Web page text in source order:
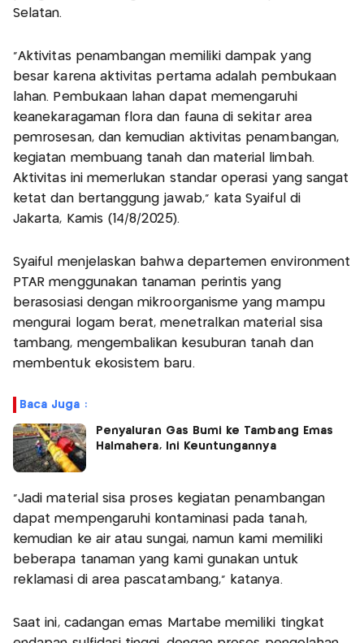
Selatan.
"Aktivitas penambangan memiliki dampak yang
besar karena aktivitas pertama adalah pembukaan
lahan. Pembukaan lahan dapat memengaruhi
keanekaragaman flora dan fauna di sekitar area
pemrosesan, dan kemudian aktivitas penambangan,
kegiatan membuang tanah dan material limbah.
Aktivitas ini memerlukan standar operasi yang sangat
ketat dan bertanggung jawab," kata Syaiful di
Jakarta, Kamis (14/8/2025).
Syaiful menjelaskan bahwa departemen environment
PTAR menggunakan tanaman perintis yang
berasosiasi dengan mikroorganisme yang mampu
mengurai logam berat, menetralkan material sisa
tambang, mengembalikan kesuburan tanah dan
membentuk ekosistem baru.
Baca Juga :
Penyaluran Gas Bumi ke Tambang Emas
Halmahera, Ini Keuntungannya
"Jadi material sisa proses kegiatan penambangan
dapat mempengaruhi kontaminasi pada tanah,
kemudian ke air atau sungai, namun kami memiliki
beberapa tanaman yang kami gunakan untuk
reklamasi di area pascatambang," katanya.
Saat ini, cadangan emas Martabe memiliki tingkat